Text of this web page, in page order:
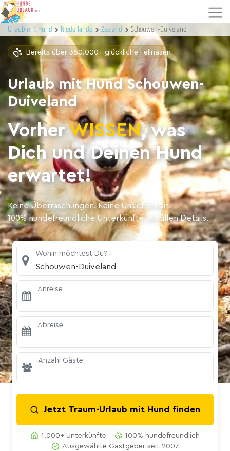
Urlaub mit Hund Niederlande Zeeland Schouwen-Duiveland
Bereits über 350.000+ glückliche Fellnasen
Urlaub mit Hund Schouwen-
Duiveland
VorherWISSEN, was
Dich und Deinen Hund
erwartet!
Keine Überraschungen. Keine Unsicherheit.
100% hundefreundliche Unterkünfte mit allen Details.
Wohin möchtest Du?
Schouwen-Duiveland
Anreise
Abreise
Anzahl Gäste
Jetzt Traum-Urlaub mit Hund finden
1.000+ Unterkünfte
100% hundefreundlich
Ausgewählte Gastgeber seit 2007